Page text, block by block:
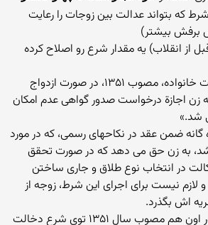
که بتواند عدالت بین زوجات را رعایت
برفش بیشتر)
از انقلاب) یه مقدار شرع رو اصلاح کرده
طبق ماده ۸ قانون حمایت خانواده، مصوب ۱۳۵۱، در صورت ازدواج
زن اجازة درخواست صدور گواهی عدم امکان
شد.»
دوازده گانه ضمن عقد در نکاحهای رسمی، که در مورد
به زن حق می دهد که در صورت تحقق
در انتخاب نوع طلاق و جاری ساختن
لازم نیست برای اجرای این شرط، زوجه از
اش بگذرد.
پس میبینی قوانین کشور اون هم مصوب سال ۱۳۵۱ توی شرع دخالت